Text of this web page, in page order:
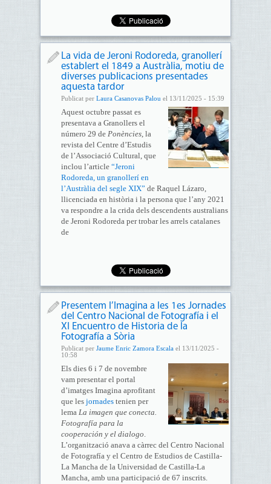
La vida de Jeroni Rodoreda, granollerí
establert el 1849 a Austràlia, motiu de
diverses publicacions presentades
aquesta tardor
Publicat per Laura Casanovas Palou el 13/11/2025 - 15:39
Aquest octubre passat es
presentava a Granollers el
número 29 de Ponències, la
revista del Centre d’Estudis
de l’Associació Cultural, que
inclou l’article “Jeroni
Rodoreda, un granollerí en
l’Austràlia del segle XIX” de Raquel Lázaro,
llicenciada en història i la persona que l’any 2021
va respondre a la crida dels descendents australians
de Jeroni Rodoreda per trobar les arrels catalanes
de
Presentem l’Imagina a les 1es Jornades
del Centro Nacional de Fotografía i el
XI Encuentro de Historia de la
Fotografía a Sòria
Publicat per Jaume Enric Zamora Escalael 13/11/2025 -
10:58
Els dies 6 i 7 de novembre
vam presentar el portal
d’imatges Imagina aprofitant
que lesjornadestenien per
lema La imagen que conecta.
Fotografía para la
cooperación y el dialogo.
L’organització anava a càrrec del Centro Nacional
de Fotografía y el Centro de Estudios de Castilla-
La Mancha de la Universidad de Castilla-La
Mancha, amb una participació de 67 inscrits.